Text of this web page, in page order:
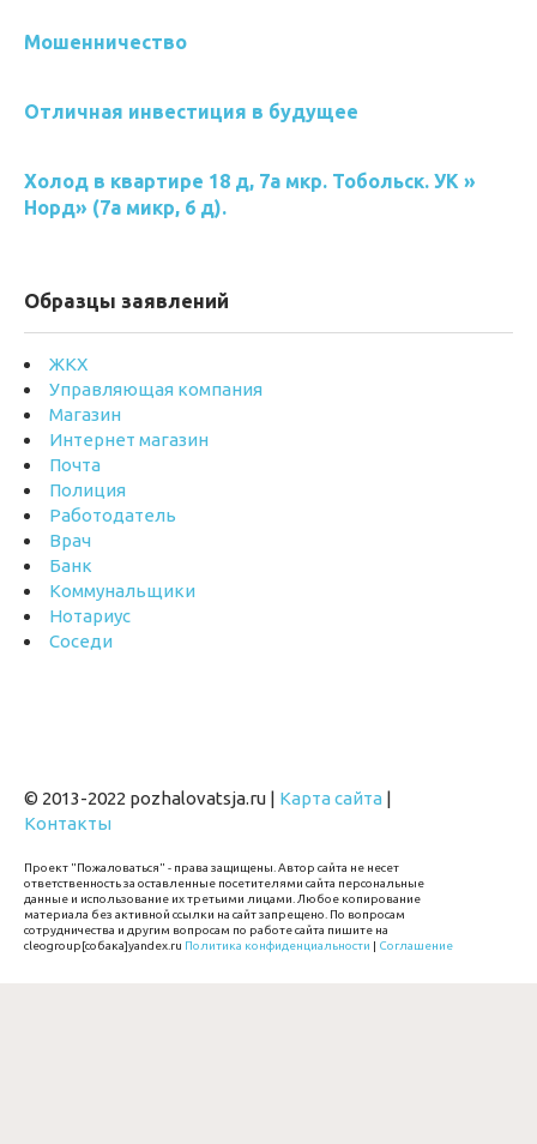
Мошенничество
Отличная инвестиция в будущее
Холод в квартире 18 д, 7а мкр. Тобольск. УК »
Норд» (7а микр, 6 д).
Образцы заявлений
ЖКХ
Управляющая компания
Магазин
Интернет магазин
Почта
Полиция
Работодатель
Врач
Банк
Коммунальщики
Нотариус
Соседи
© 2013-2022 pozhalovatsja.ru | Карта сайта |
Контакты
Проект "Пожаловаться" - права защищены. Автор сайта не несет
ответственность за оставленные посетителями сайта персональные
данные и использование их третьими лицами. Любое копирование
материала без активной ссылки на сайт запрещено. По вопросам
сотрудничества и другим вопросам по работе сайта пишите на
cleogroup[собака]yandex.ru Политика конфиденциальности | Соглашение